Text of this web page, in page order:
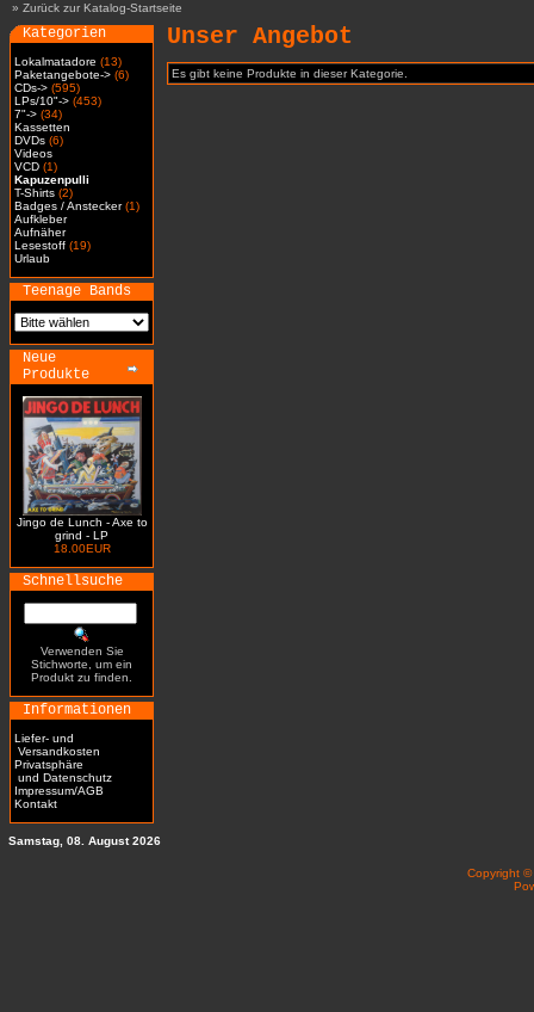
» Zurück zur Katalog-Startseite
Kategorien
Lokalmatadore (13)
Paketangebote-> (6)
CDs-> (595)
LPs/10"-> (453)
7"-> (34)
Kassetten
DVDs (6)
Videos
VCD (1)
Kapuzenpulli
T-Shirts (2)
Badges / Anstecker(1)
Aufkleber
Aufnäher
Lesestoff (19)
Urlaub
Teenage Bands
Neue
Produkte
Jingo de Lunch - Axe to
grind - LP
18.00EUR
Schnellsuche
Verwenden Sie
Stichworte, um ein
Produkt zu finden.
Informationen
Liefer- und
Versandkosten
Privatsphäre
und Datenschutz
Impressum/AGB
Kontakt
Unser Angebot
Es gibt keine Produkte in dieser Kategorie.
Samstag, 08. August 2026
Copyright